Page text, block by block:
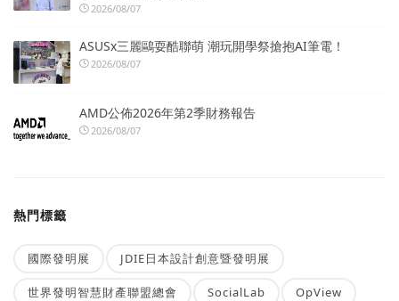
2026/08/07
ASUSx三麗鷗耍酷聯萌 潮玩開學祭搶抱AI筆電！
2026/08/07
AMD公佈2026年第2季財務報告
2026/08/07
熱門標籤
國際發明展 JDIE日本設計創意暨發明展
世界發明智慧財產聯盟總會 SocialLab OpView